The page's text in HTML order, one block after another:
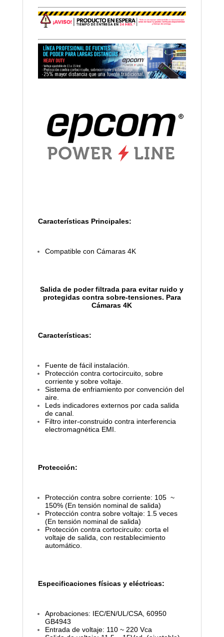
Características Principales:
Compatible con Cámaras 4K
Salida de poder filtrada para evitar ruido y
protegidas contra sobre-tensiones. Para
Cámaras 4K
Características:
Fuente de fácil instalación.
Protección contra cortocircuito, sobre
corriente y sobre voltaje.
Sistema de enfriamiento por convención del
aire.
Leds indicadores externos por cada salida
de canal.
Filtro inter-construido contra interferencia
electromagnética EMI.
Protección:
Protección contra sobre corriente: 105 ~
150% (En tensión nominal de salida)
Protección contra sobre voltaje: 1.5 veces
(En tensión nominal de salida)
Protección contra cortocircuito: corta el
voltaje de salida, con restablecimiento
automático.
Especificaciones físicas y eléctricas:
Aprobaciones: IEC/EN/UL/CSA, 60950
GB4943
Entrada de voltaje: 110 ~ 220 Vca